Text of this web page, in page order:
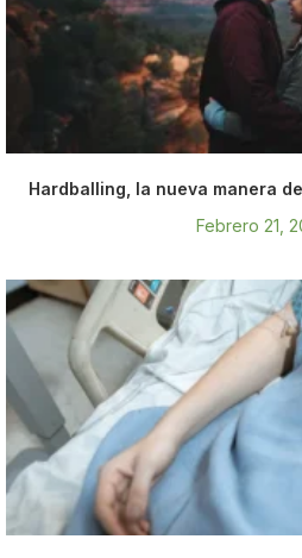
Hardballing, la nueva manera
Febrero 21,